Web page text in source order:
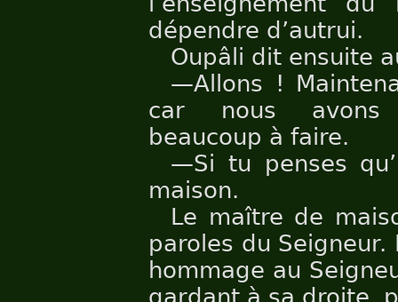
dépendre d’autrui.
Oupâli dit ensuite
—Allons !
car nous avons
beaucoup à faire.
—Si tu penses
maison.
Le maître de
paroles du Seigneur.
hommage au
gardant à sa droite,